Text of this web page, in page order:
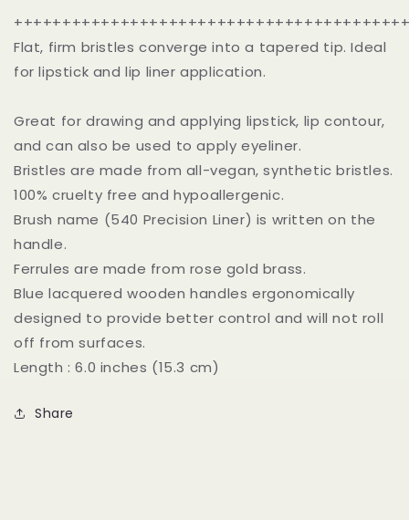
Bdellium
Tools
Golden
PRECISION
LINER
の
数
量
減
ら
す
Bdellium
Tools
Golden
PRECISION
LINER
の
数
量
や
す
Flat, firm bristles converge into a tapered tip. Ideal
for lipstick and lip liner application.
Great for drawing and applying lipstick, lip contour,
and can also be used to apply eyeliner.
Bristles are made from all-vegan, synthetic bristles.
100% cruelty free and hypoallergenic.
Brush name (540 Precision Liner) is written on the
handle.
Ferrules are made from rose gold brass.
Blue lacquered wooden handles ergonomically
designed to provide better control and will not roll
off from surfaces.
Length : 6.0 inches (15.3 cm)
Share